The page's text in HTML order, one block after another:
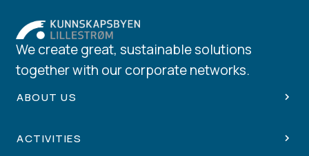
We create great, sustainable solutions
together with our corporate networks.
ABOUT US
ACTIVITIES